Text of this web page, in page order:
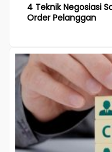
4 Teknik Negosiasi
Order Pelanggan